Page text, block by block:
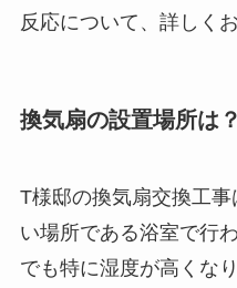
反応について、詳しく
換気扇の設置場所は
T様邸の換気扇交換工
い場所である浴室で行
でも特に湿度が高くな